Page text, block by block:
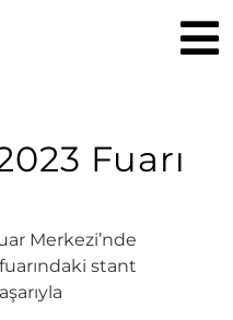
Fuarı
Merkezi’nde
stant